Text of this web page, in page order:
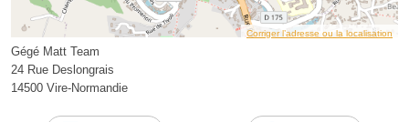
Corriger l’adresse ou la localisation
Gégé Matt Team
24 Rue Deslongrais
14500 Vire-Normandie